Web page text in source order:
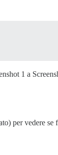
1 a
per vedere se